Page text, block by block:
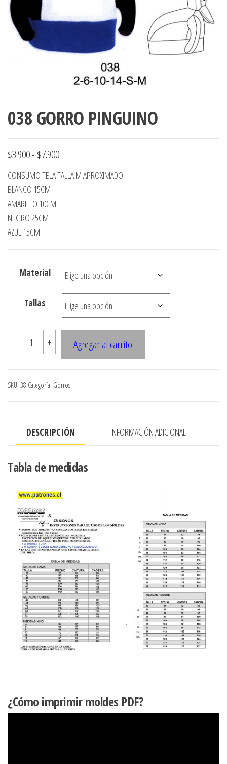
accumark ,
pdf , Moldes
Gerber ,
Graduaciones,
Ploteo y
Digitalización
accumark,
Moldes en
Accumark
Chile.
038 GORRO PINGUINO
$3.900- $7.900Rango
de
CONSUMO TELA TALLA M APROXIMADO
BLANCO 15CM
AMARILLO 10CM
NEGRO 25CM
AZUL 15CM
Material
Tallas
-
cantidad
+ Agregar al carrito
SKU: 38 Categoría: Gorros
DESCRIPCIÓN INFORMACIÓN ADICIONAL
Tabla de medidas
¿Cómo imprimir moldes PDF?